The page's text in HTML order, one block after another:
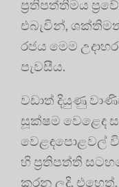
ප්‍රතිපත්තිමය
එබැවින්,
රජය මෙම
පැවසීය.
වඩාත් දියුණු
සූක්ෂම වෙළෙඳ
වෙළඳපොළවල්
හි ප්‍රතිපත්ති
කරන ලදි.